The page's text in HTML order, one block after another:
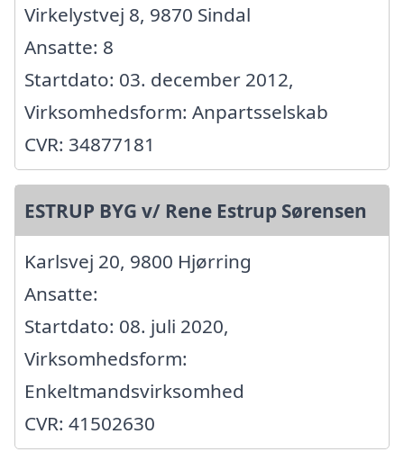
Virkelystvej 8, 9870 Sindal
Ansatte: 8
Startdato: 03. december 2012,
Virksomhedsform: Anpartsselskab
CVR: 34877181
ESTRUP BYG v/ Rene Estrup Sørensen
Karlsvej 20, 9800 Hjørring
Ansatte:
Startdato: 08. juli 2020,
Virksomhedsform:
Enkeltmandsvirksomhed
CVR: 41502630